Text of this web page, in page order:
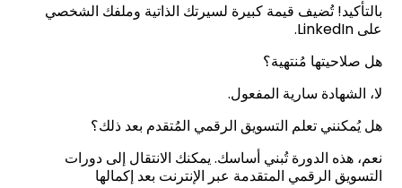
بالتأكيد! تُضيف قيمة كبيرة لسيرتك الذاتية وملفك الشخصي
على LinkedIn.
هل صلاحيتها مُنتهية؟
لا، الشهادة سارية المفعول.
هل يُمكنني تعلم التسويق الرقمي المُتقدم بعد ذلك؟
نعم، هذه الدورة تُبني أساسك. يمكنك الانتقال إلى دورات
التسويق الرقمي المتقدمة عبر الإنترنت بعد إكمالها